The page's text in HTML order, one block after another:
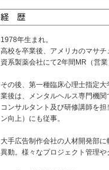
1978年生まれ。
高校を卒業後、アメリカのマサ
資系製薬会社にて2年間MR（営業
その後、第一種臨床心理士指定
業後は、メンタルヘルス専門機
コンサルタント及び研修講師を
ン向上）にも従事。
大手広告制作会社の人材開発部
異動。様々なプロジェクト管理や